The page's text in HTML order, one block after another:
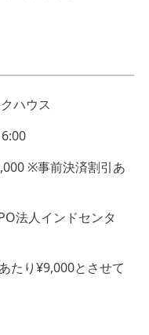
ハウス
※事前決済割引あ
法人インドセンタ
たり¥9,000とさせて